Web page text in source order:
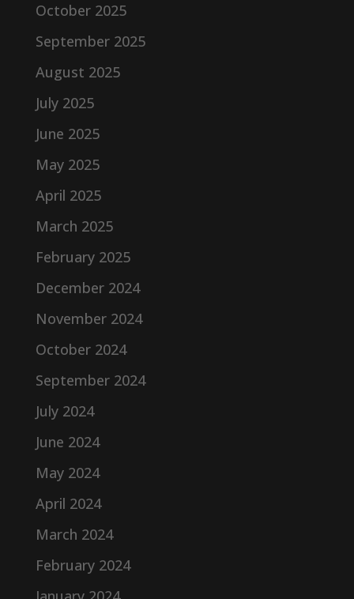
October 2025
September 2025
August 2025
July 2025
June 2025
May 2025
April 2025
March 2025
February 2025
December 2024
November 2024
October 2024
September 2024
July 2024
June 2024
May 2024
April 2024
March 2024
February 2024